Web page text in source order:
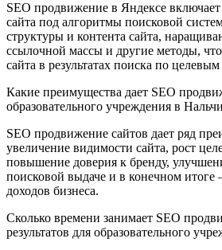
SEO продвижение в Яндексе
сайта под алгоритмы поисковой
структуры и контента сайта,
ссылочной массы и другие методы,
сайта в результатах поиска по
Какие преимущества дает SEO
образовательного учреждения в
SEO продвижение сайтов дает ряд
увеличение видимости сайта, рост
повышение доверия к бренду,
поисковой выдаче и в конечном
доходов бизнеса.
Сколько времени занимает SEO
результатов для образовательного